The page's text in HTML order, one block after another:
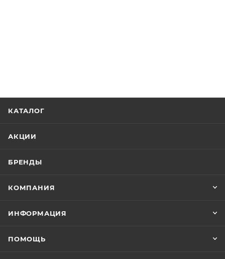
КАТАЛОГ
АКЦИИ
БРЕНДЫ
КОМПАНИЯ
ИНФОРМАЦИЯ
ПОМОЩЬ